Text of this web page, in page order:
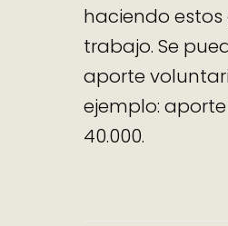
haciendo
trabajo. Se
aporte
ejemplo:
40.000.